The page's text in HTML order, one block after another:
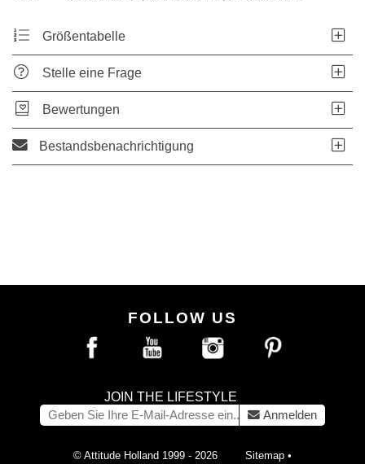
Größentabelle
Stelle eine Frage
Bewertungen
Bestandsbenachrichtigung
FOLLOW US
JOIN THE LIFESTYLE
Anmelden
© Attitude Holland 1999 - 2026 Sitemap •